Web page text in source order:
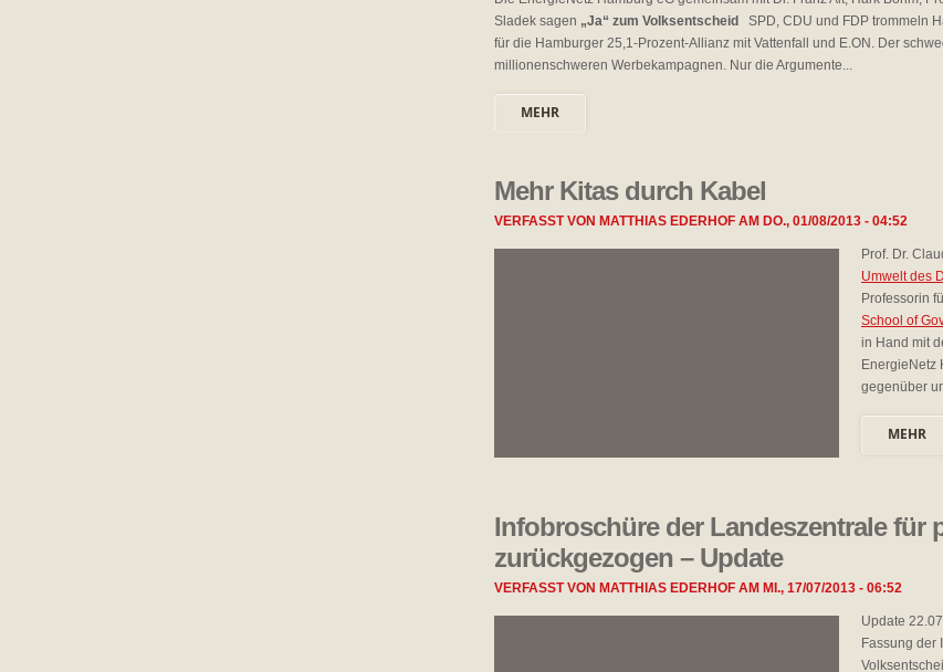
Sladek sagen „Ja“ zum Volksentscheid
SPD, CDU und FDP trommeln
für die Hamburger 25,1-Prozent-Allianz mit Vattenfall und E.ON. Der
millionenschweren Werbekampagnen. Nur die Argumente...
MEHR
Mehr Kitas durch Kabel
VERFASST VON MATTHIAS EDERHOF AM DO., 01/08/2013 - 04:52
Prof. Dr.
Umwelt des
Professorin
School of
in Hand mit
EnergieNetz
gegenüber
MEHR
Infobroschüre der Landeszentrale für
zurückgezogen – Update
VERFASST VON MATTHIAS EDERHOF AM MI., 17/07/2013 - 06:52
Update
Fassung der